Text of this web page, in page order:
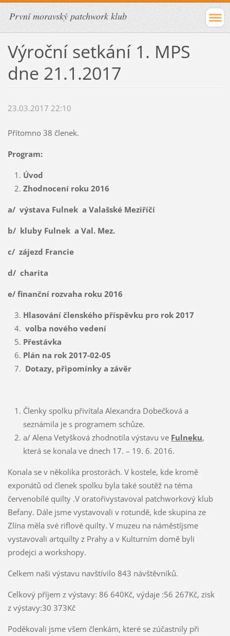
První moravský patchwork klub
Výroční setkání 1. MPS
dne 21.1.2017
23.03.2017 22:10
Přítomno 38 členek.
Program:
Úvod
Zhodnocení roku 2016
a/ výstava Fulnek a Valašské Meziříčí
b/ kluby Fulnek a Val. Mez.
c/ zájezd Francie
d/ charita
e/ finanční rozvaha roku 2016
Hlasování členského příspěvku pro rok 2017
volba nového vedení
Přestávka
Plán na rok 2017-02-05
Dotazy, připomínky a závěr
Členky spolku přivítala Alexandra Dobečková a
seznámila je s programem schůze.
a/ Alena Vetyšková zhodnotila výstavu ve Fulneku,
která se konala ve dnech 17. – 19. 6. 2016.
Konala se v několika prostorách. V kostele, kde kromě
exponátů od členek spolku byla také soutěž na téma
červenobílé quilty .V oratořivystavoval patchworkový klub
Befany. Dále jsme vystavovali v rotundě, kde skupina ze
Zlína měla své riflové quilty. V muzeu na náměstíjsme
vystavovali artquilty z Prahy a v Kulturním domě byli
prodejci a workshopy.
Celkem naši výstavu navštívilo 843 návštěvníků.
Celkový příjem z výstavy: 86 640Kč, výdaje :56 267Kč, zisk
z výstavy:30 373Kč
Poděkovali jsme všem členkám, které se zúčastnily při